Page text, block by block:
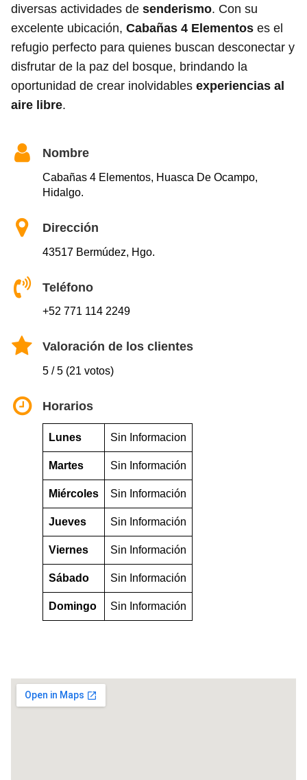
diversas actividades de senderismo. Con su
excelente ubicación, Cabañas 4 Elementos es el
refugio perfecto para quienes buscan desconectar y
disfrutar de la paz del bosque, brindando la
oportunidad de crear inolvidables experiencias al
aire libre.
Nombre
Cabañas 4 Elementos, Huasca De Ocampo,
Hidalgo.
Dirección
43517 Bermúdez, Hgo.
Teléfono
+52 771 114 2249
Valoración de los clientes
5 / 5 (21 votos)
Horarios
Lunes Sin Informacion
Martes Sin Información
Miércoles Sin Información
Jueves Sin Información
Viernes Sin Información
Sábado Sin Información
Domingo Sin Información